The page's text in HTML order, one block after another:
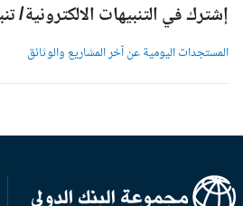
إشترك في التنبيهات الالكترونية/
المستجدات اليومية عن آخر المشاريع والوثائق